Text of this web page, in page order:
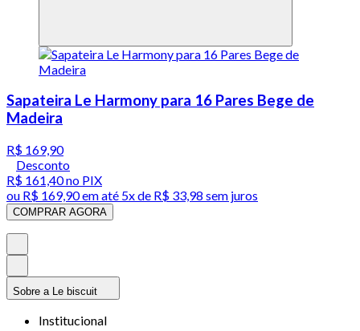
Sapateira Le Harmony para 16 Pares Bege de
Madeira
R$ 169,90
Desconto
R$ 161,40no PIX
ou R$ 169,90em até 5x de R$ 33,98 sem juros
COMPRAR AGORA
Sobre a Le biscuit
Institucional